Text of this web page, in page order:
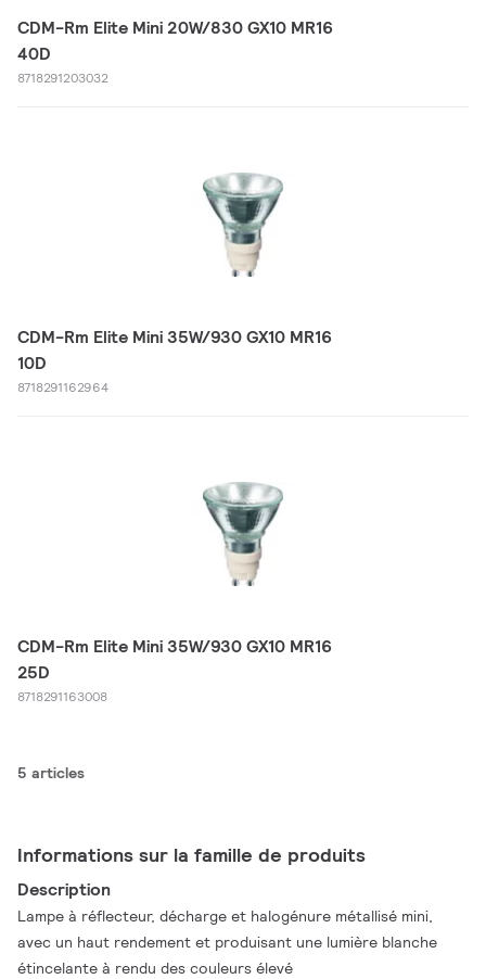
CDM-Rm Elite Mini 20W/830 GX10 MR16
40D
8718291203032
CDM-Rm Elite Mini 35W/930 GX10 MR16
10D
8718291162964
CDM-Rm Elite Mini 35W/930 GX10 MR16
25D
8718291163008
5 articles
Informations sur la famille de produits
Description
Lampe à réflecteur, décharge et halogénure métallisé mini,
avec un haut rendement et produisant une lumière blanche
étincelante à rendu des couleurs élevé